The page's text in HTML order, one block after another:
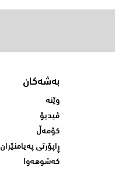
بەشەکان
وێنە
ڤیدیۆ
کۆمەڵ
ڕاپۆرتی پەیامنێران
کەشوهەوا